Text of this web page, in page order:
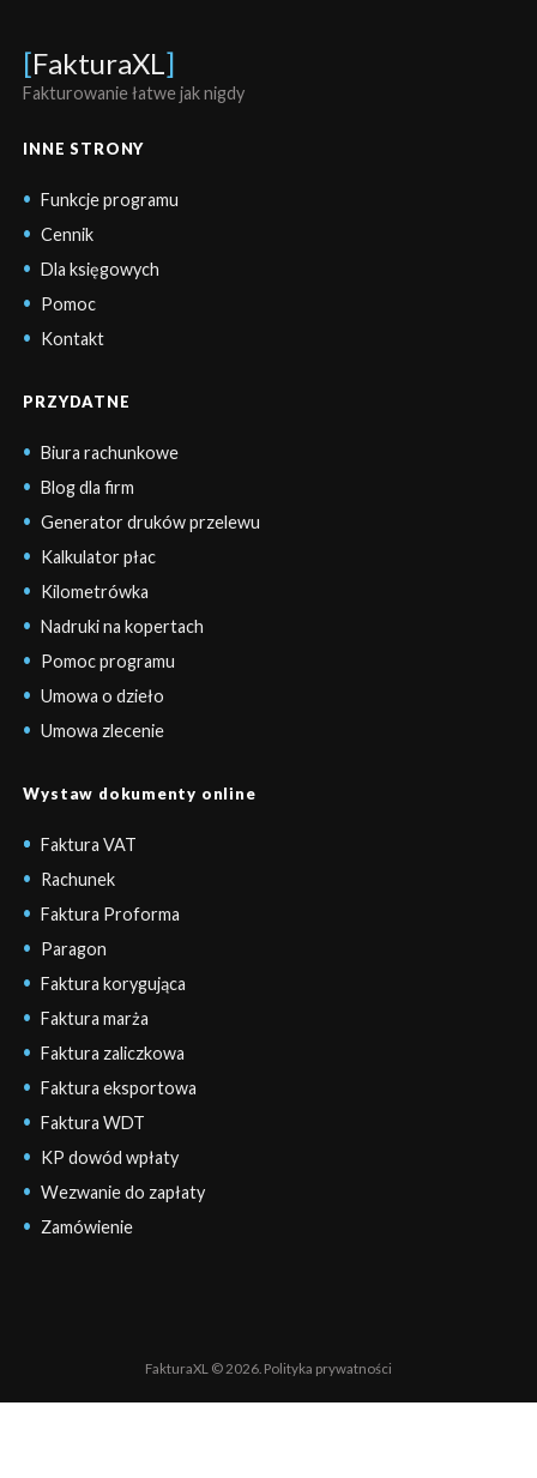
[FakturaXL ]
Fakturowanie łatwe jak nigdy
INNE STRONY
Funkcje programu
Cennik
Dla księgowych
Pomoc
Kontakt
PRZYDATNE
Biura rachunkowe
Blog dla firm
Generator druków przelewu
Kalkulator płac
Kilometrówka
Nadruki na kopertach
Pomoc programu
Umowa o dzieło
Umowa zlecenie
Wystaw dokumenty online
Faktura VAT
Rachunek
Faktura Proforma
Paragon
Faktura korygująca
Faktura marża
Faktura zaliczkowa
Faktura eksportowa
Faktura WDT
KP dowód wpłaty
Wezwanie do zapłaty
Zamówienie
FakturaXL © 2026. Polityka prywatności